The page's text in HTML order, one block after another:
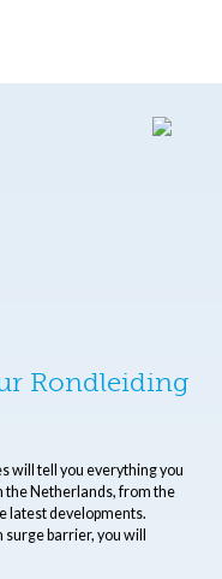
Rondleiding
will tell you everything you
the Netherlands, from the
latest developments.
barrier, you will